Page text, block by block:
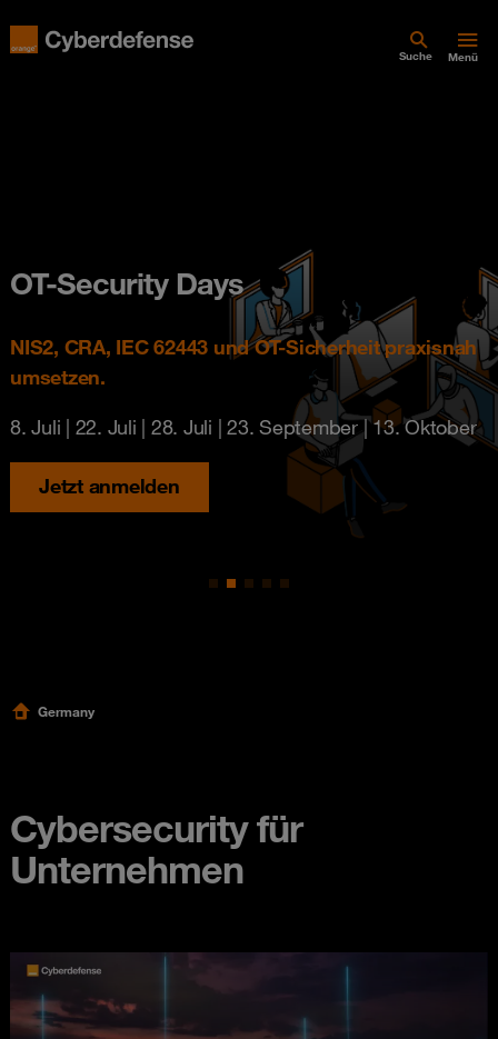
Suche Menü
OT-Security Days
NIS2, CRA, IEC 62443 und OT-Sicherheit praxisnah
umsetzen.
8. Juli | 22. Juli | 28. Juli | 23. September | 13. Oktober
Jetzt anmelden
Germany
Cybersecurity für
Unternehmen